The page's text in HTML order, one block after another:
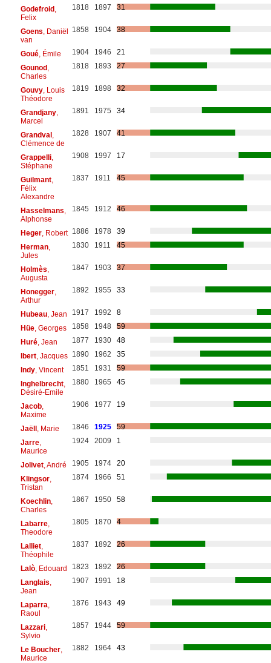
Godefroid,
Felix
1818 1897 31
Goens , Daniël
van
1858 1904 38
Goué, Émile 1904 1946
21
Gounod,
Charles
1818 1893 27
Gouvy, Louis
Théodore
1819 1898 32
Grandjany,
Marcel
1891 1975 34
Grandval,
Clémence de
1828 1907 41
Grappelli,
Stéphane
1908 1997 17
Guilmant,
Félix
Alexandre
1837 1911 45
Hasselmans
Alphonse
1845 1912 46
Heger, Robert 1886 1978
39
Herman,
Jules
1830 1911 45
Holmès
Augusta
1847 1903 37
Honegger,
Arthur
1892 1955 33
Hubeau, Jean 1917 1992
8
Hüe, Georges 1858 1948
59
Huré, Jean 1877 1930
48
Ibert, Jacques 1890 1962
35
Indy, Vincent 1851 1931
59
Inghelbrecht,
Désiré-Emile
1880 1965 45
Jacob,
Maxime
1906 1977 19
Jaëll, Marie 1846 1925
59
Jarre,
Maurice
1924 2009 1
Jolivet, André 1905 1974
20
Klingsor,
Tristan
1874 1966 51
Koechlin,
Charles
1867 1950 58
Labarre,
Theodore
1805 1870 4
Lalliet,
Théophile
1837 1892 26
Lalò, Edouard 1823 1892
26
Langlais
Jean
1907 1991 18
Laparra
Raoul
1876 1943 49
Lazzari,
Sylvio
1857 1944 59
Le Boucher,
Maurice
1882 1964 43